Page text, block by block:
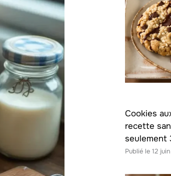
Cookies
recette
seulement
12